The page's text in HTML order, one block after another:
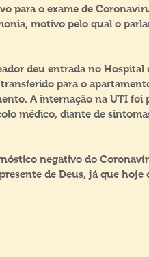
para o exame de
motivo pelo qual o
deu entrada no
para o
A internação na UTI foi
médico, diante de
negativo do
de Deus, já que